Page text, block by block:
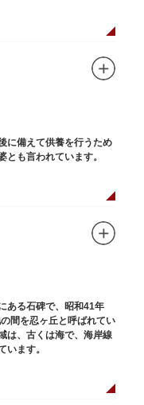
に備えて供養を行うため
も言われています。
ある石碑で、昭和41年
間を忍ヶ丘と呼ばれてい
は、古くは海で、海岸線
います。